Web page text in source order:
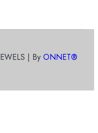
| By ONNET®